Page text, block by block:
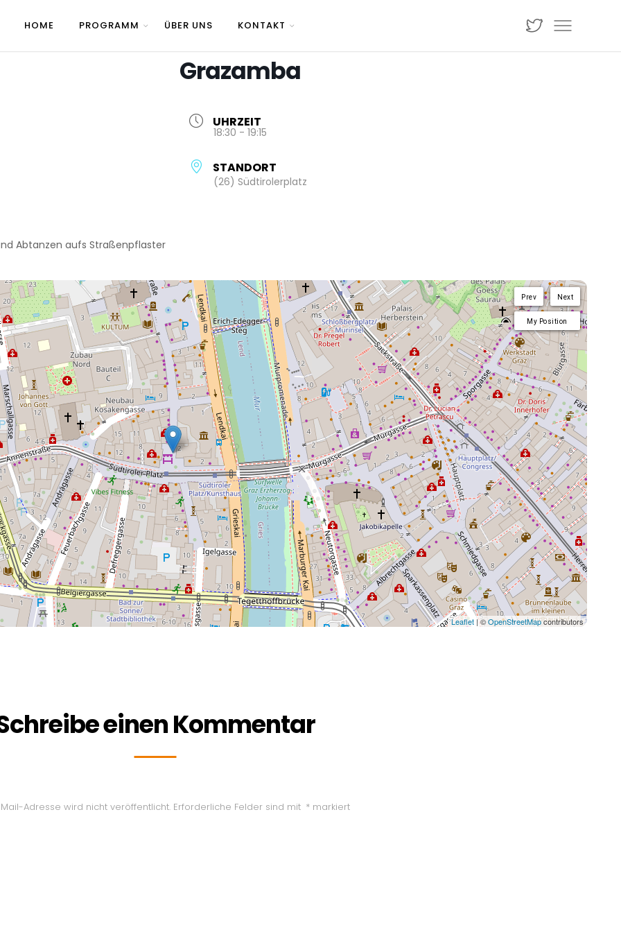
HOME PROGRAMM ÜBER UNS KONTAKT
Grazamba
UHRZEIT
18:30 - 19:15
STANDORT
(26) Südtirolerplatz
Abtanzen aufs Straßenpflaster
Next
Prev
My Position
Leaflet | ©OpenStreetMapcontributors
einen Kommentar
Adresse wird nicht veröffentlicht. Erforderliche Felder sind mit *markiert